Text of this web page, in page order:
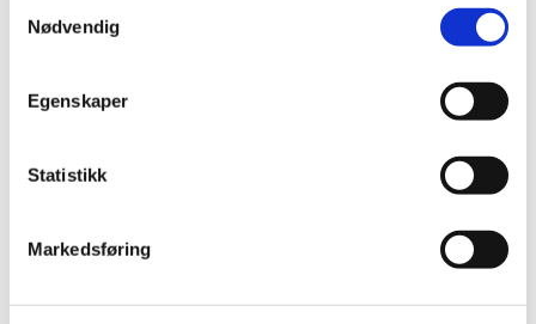
Nødvendig
Egenskaper
Statistikk
Markedsføring
kjell.inge.vaagen@moldefk.no